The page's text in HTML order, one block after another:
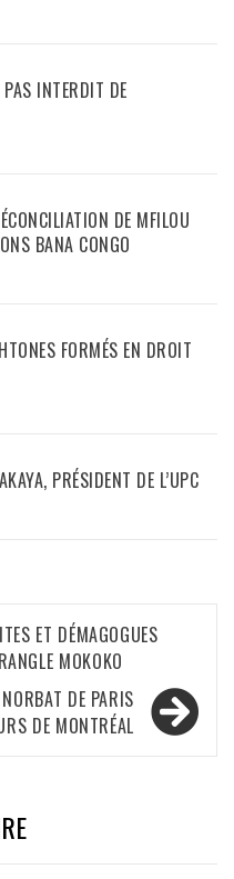
INTERDIT DE
DE MFILOU
BANA CONGO
FORMÉS EN DROIT
PRÉSIDENT DE L’UPC
ET DÉMAGOGUES
MOKOKO
DE PARIS
DE MONTRÉAL